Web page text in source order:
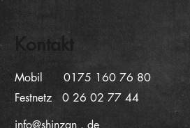
Kontakt
Mobil 0175 160 76 80
Festnetz 0 26 02 77 44
info@shinzan . de